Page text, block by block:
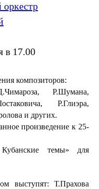
в 17.00
композиторов:
Р.Шумана,
Р.Глиэра,
и других.
произведение к 25-
темы» для
выступят: Т.Прахова